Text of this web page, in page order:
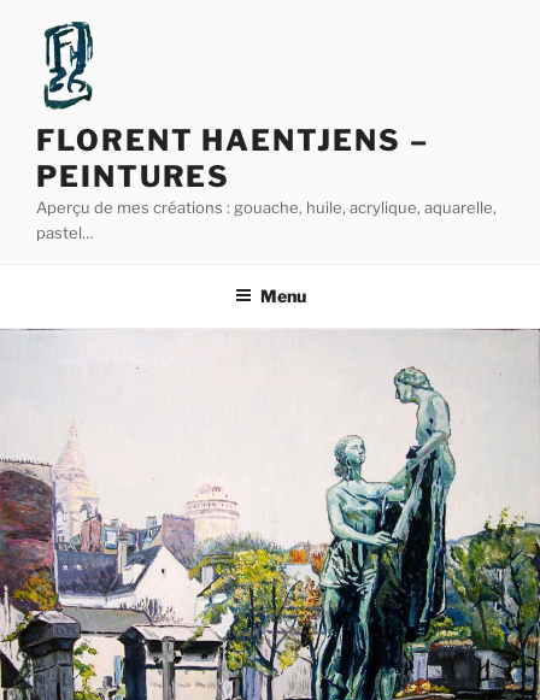
contenu
principal
FLORENT HAENTJENS –
PEINTURES
Aperçu de mes créations : gouache, huile, acrylique, aquarelle,
pastel…
Menu